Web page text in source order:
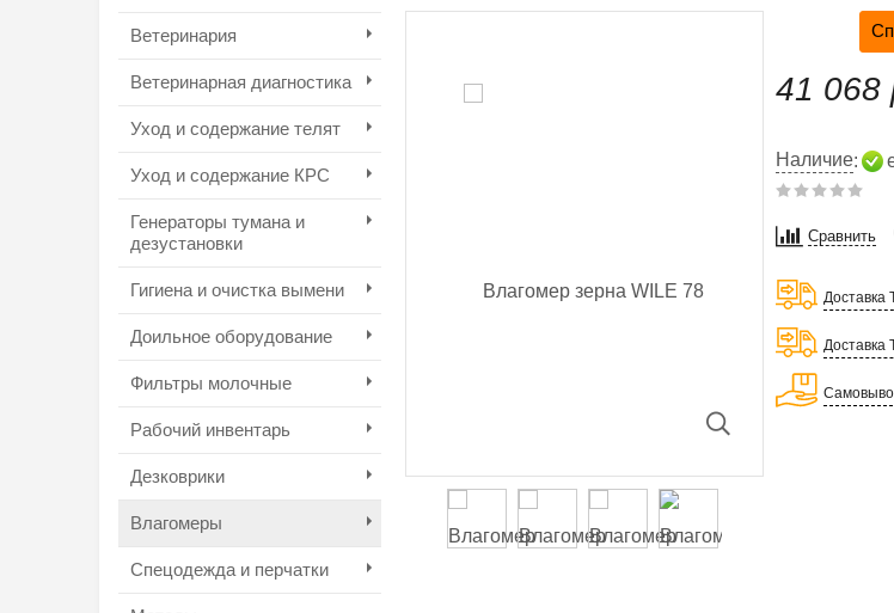
Ветеринария
Ветеринарная диагностика
Уход и содержание телят
Уход и содержание КРС
Генераторы тумана и
дезустановки
Гигиена и очистка вымени
Доильное оборудование
Фильтры молочные
Рабочий инвентарь
Дезковрики
Влагомеры
Спецодежда и перчатки
41 068
Наличие:
Сравнить
Доставка
Доставка